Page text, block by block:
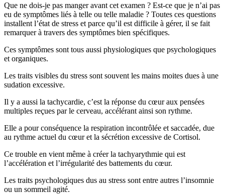
Que ne dois-je pas manger avant cet examen ? Est-ce que je n’ai pas
eu de symptômes liés à telle ou telle maladie ? Toutes ces questions
installent l’état de stress et parce qu’il est difficile à gérer, il se fait
remarquer à travers des symptômes bien spécifiques.
Ces symptômes sont tous aussi physiologiques que psychologiques
et organiques.
Les traits visibles du stress sont souvent les mains moites dues à une
sudation excessive.
Il y a aussi la tachycardie, c’est la réponse du cœur aux pensées
multiples reçues par le cerveau, accélérant ainsi son rythme.
Elle a pour conséquence la respiration incontrôlée et saccadée, due
au rythme actuel du cœur et la sécrétion excessive de Cortisol.
Ce trouble en vient même à créer la tachyarythmie qui est
l’accélération et l’irrégularité des battements du cœur.
Les traits psychologiques dus au stress sont entre autres l’insomnie
ou un sommeil agité.